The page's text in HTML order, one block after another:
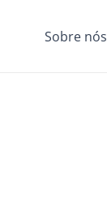
Sobre nós